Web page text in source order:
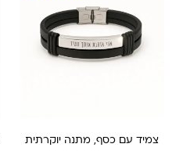
צמיד עם כסף, מתנה יוקרתית
₪ 299.
₪ 179.